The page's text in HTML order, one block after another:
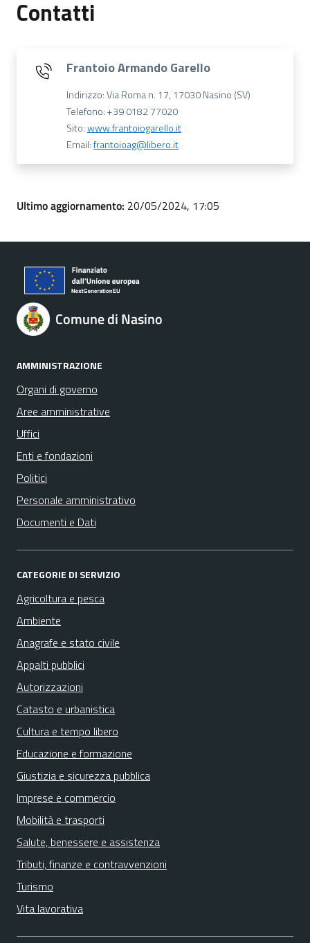
Contatti
Frantoio Armando Garello
Indirizzo: Via Roma n. 17, 17030 Nasino (SV)
Telefono: +39 0182 77020
Sito:www.frantoiogarello.it
Email:frantoioag@libero.it
Ultimo aggiornamento: 20/05/2024, 17:05
Comune di Nasino
AMMINISTRAZIONE
Organi di governo
Aree amministrative
Uffici
Enti e fondazioni
Politici
Personale amministrativo
Documenti e Dati
CATEGORIE DI SERVIZIO
Agricoltura e pesca
Ambiente
Anagrafe e stato civile
Appalti pubblici
Autorizzazioni
Catasto e urbanistica
Cultura e tempo libero
Educazione e formazione
Giustizia e sicurezza pubblica
Imprese e commercio
Mobilità e trasporti
Salute, benessere e assistenza
Tributi, finanze e contravvenzioni
Turismo
Vita lavorativa